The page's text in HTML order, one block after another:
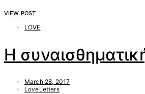
VIEW POST
LOVE
Η
March 28, 2017
LoveLetters